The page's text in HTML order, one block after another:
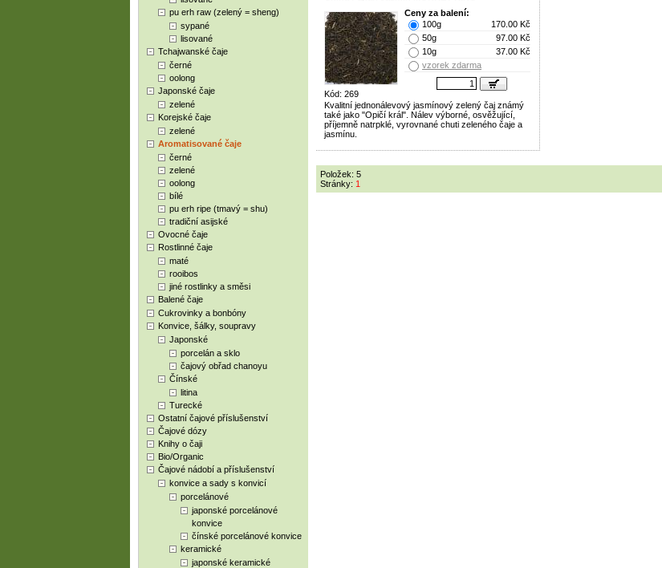
pu erh raw (zelený = sheng)
sypané
lisované
Tchajwanské čaje
černé
oolong
Japonské čaje
zelené
Korejské čaje
zelené
Aromatisované čaje
černé
zelené
oolong
bílé
pu erh ripe (tmavý = shu)
tradiční asijské
Ovocné čaje
Rostlinné čaje
maté
rooibos
jiné rostlinky a směsi
Balené čaje
Cukrovinky a bonbóny
Konvice, šálky, soupravy
Japonské
porcelán a sklo
čajový obřad chanoyu
Čínské
litina
Turecké
Ostatní čajové příslušenství
Čajové dózy
Knihy o čaji
Bio/Organic
Čajové nádobí a příslušenství
konvice a sady s konvicí
porcelánové
japonské porcelánové
konvice
čínské porcelánové konvice
keramické
japonské keramické
Kód: 269
Ceny za balení:
100g
170.00 Kč
50g
97.00 Kč
10g
37.00 Kč
vzorek zdarma
Kvalitní jednonálevový jasmínový zelený čaj známý
také jako "Opičí král". Nálev výborné, osvěžující,
příjemně natrpklé, vyrovnané chuti zeleného čaje a
jasmínu.
Položek: 5
Stránky: 1